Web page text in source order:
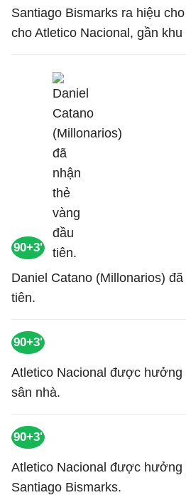
Santiago Bismarks ra hiệu
cho Atletico Nacional, gần
90+3'
Daniel Catano (Millonarios)
tiên.
90+3'
Atletico Nacional được hưởng
sân nhà.
90+3'
Atletico Nacional được hưởng
Santiago Bismarks.